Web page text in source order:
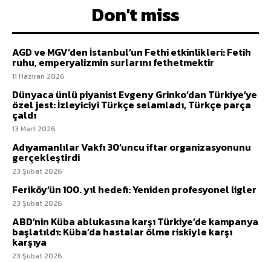
Don't miss
AGD ve MGV’den İstanbul’un Fethi etkinlikleri: Fetih
ruhu, emperyalizmin surlarını fethetmektir
11 Haziran 2026
Dünyaca ünlü piyanist Evgeny Grinko’dan Türkiye’ye
özel jest: İzleyiciyi Türkçe selamladı, Türkçe parça
çaldı
13 Mart 2026
Adıyamanlılar Vakfı 30’uncu iftar organizasyonunu
gerçekleştirdi
23 Şubat 2026
Feriköy’ün 100. yıl hedefi: Yeniden profesyonel ligler
23 Şubat 2026
ABD’nin Küba ablukasına karşı Türkiye’de kampanya
başlatıldı: Küba’da hastalar ölme riskiyle karşı
karşıya
23 Şubat 2026